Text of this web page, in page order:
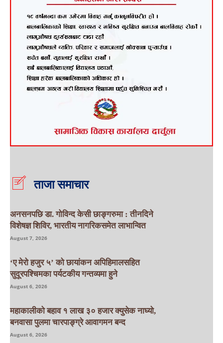
ताजा समाचार
अनसनपछि डा. गोविन्द केसी छाङ्गरुमा : तीनदिने
विशेषज्ञ शिविर, भारतीय नागरिकसमेत लाभान्वित
August 7, 2026
‘ए मेरो हजुर ५’ को छायांकन अपिहिमालसहित
सुदूरपश्चिमका पर्यटकीय गन्तव्यमा हुने
August 6, 2026
महाकालीको बहाव १ लाख ३० हजार क्युसेक नाघ्यो,
बनवासा पुलमा चारपाङ्ग्रे आवागमन बन्द
August 6, 2026